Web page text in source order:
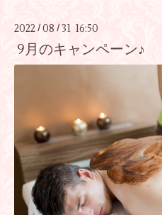
2022 / 08 /31 16:50
9月のキャンペーン♪